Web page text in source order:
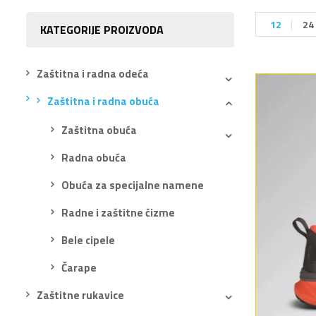
KATEGORIJE PROIZVODA
Zaštitna i radna odeća
Zaštitna i radna obuća
Zaštitna obuća
Radna obuća
Obuća za specijalne namene
Radne i zaštitne čizme
Bele cipele
Čarape
Zaštitne rukavice
12 24